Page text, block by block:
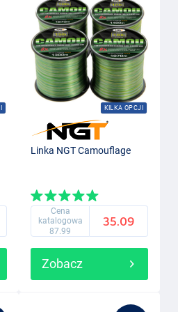
KILKA OPCJI
Linka NGT Camouflage
Cena
katalogowa
87.99
35.09
Zobacz